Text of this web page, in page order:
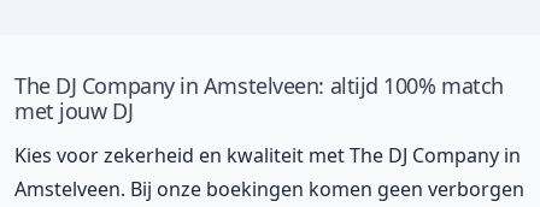
The DJ Company in Amstelveen: altijd 100% match
met jouw DJ
Kies voor zekerheid en kwaliteit met The DJ Company in
Amstelveen. Bij onze boekingen komen geen verborgen